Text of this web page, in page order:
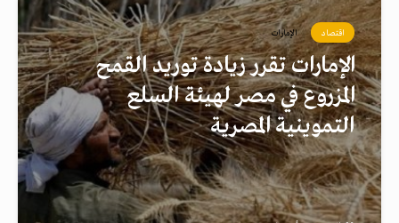
اقتصاد الإمارات
الإمارات تقرر زيادة توريد القمح
المزروع في مصر لهيئة السلع
التموينية المصرية